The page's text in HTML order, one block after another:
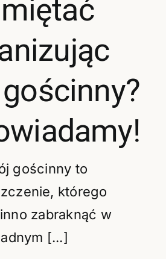
BLOG
Kontakt
gościnny to
którego
zabraknąć w
[...]